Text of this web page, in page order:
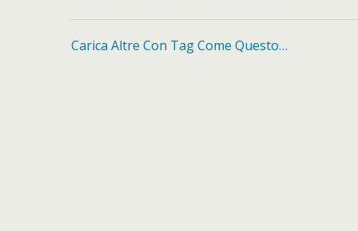
Carica Altre Con Tag Come Questo…